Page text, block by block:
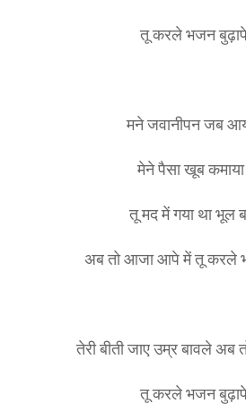
तू करले भजन
मने जवानीपन जब
मेने पैसा खूब
तू मद में गया था भूल
अब तो आजा आपे में तू करले
तेरी बीती जाए उम्र बावले
तू करले भजन